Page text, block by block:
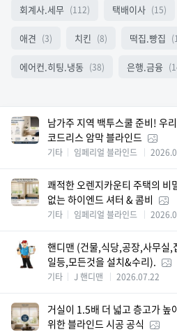
회계사.세무 (112) 택배이사 (15)
애견 (3) 치킨 (8) 떡집.빵집
에어컨.히팅.냉동 (38) 은행.금융
남가주 지역 백투스쿨 준비! 우
코드리스 암막 블라인드
기타 임페리얼 블라인드
쾌적한 오렌지카운티 주택의 비
없는 하이엔드 셔터 & 콤비
기타 임페리얼 블라인드
핸디맨 (건물,식당,공장,사무실
일등,모든것을 설치&수리).
기타 J 핸디맨 2026.07.22
거실이 1.5배 더 넓고 층고가 높
위한 블라인드 시공 공식